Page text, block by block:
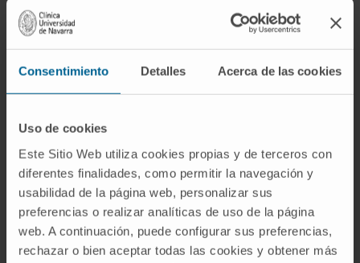
Consentimiento Detalles Acerca de las cookies
Uso de cookies
Este Sitio Web utiliza cookies propias y de terceros con
diferentes finalidades, como permitir la navegación y
usabilidad de la página web, personalizar sus
preferencias o realizar analíticas de uso de la página
web. A continuación, puede configurar sus preferencias,
rechazar o bien aceptar todas las cookies y obtener más
avanzada, con síncopes de esfuerzo
recurrentes o insuficiencia cardíaca derecha
pulmonar o cuando este no es viable.
¿De dónde viene la palabra
atrioseptostomía?
Del latín atrium ("sala de entrada", aquí las
aurículas), saeptum ("tabique") y del griego
στόμα (stóma, "boca"). Significa, literalmente,